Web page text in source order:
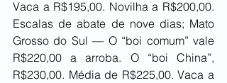
Vaca a R$195,00. Novilha a R$200,00.
Escalas de abate de nove dias; Mato
Grosso do Sul — O “boi comum” vale
R$220,00 a arroba. O “boi China”,
R$230,00. Média de R$225,00. Vaca a